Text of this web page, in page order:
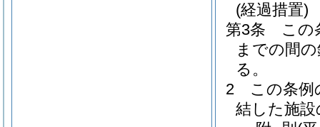
(経過措置)
第3条
この
までの間
る。
2
この条例
結した施